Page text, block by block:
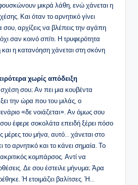
μικρά λάθη, ενώ χάνεται η
Και όταν το αρνητικό γίνει
αρχίζεις να βλέπεις την αγάπη
σαν κοινό σπίτι. Η τρυφερότητα
η κατανόηση χάνεται στη σκόνη
χωρίς απόδειξη
σου; Αν πει μια κουβέντα
την ώρα που του μιλάς, ο
«δε νοιάζεται». Αν όμως σου
έφερε σοκολάτα επειδή ξέρει πόσο
μέρες του μήνα, αυτό… χάνεται στο
το αρνητικό και το κάνει σημαία. Το
κομπάρσος. Αντί να
Δε σου έστειλε μήνυμα; Άρα
Ή ετοιμάζει βαλίτσες. Ή…